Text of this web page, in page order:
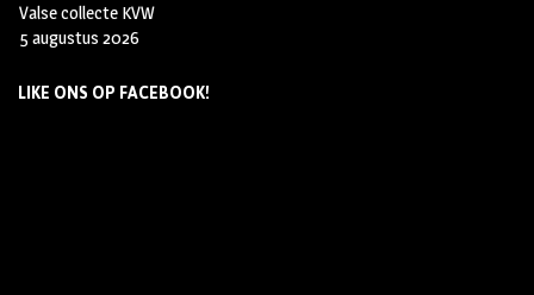
Valse collecte KVW
5 augustus 2026
LIKE ONS OP FACEBOOK!